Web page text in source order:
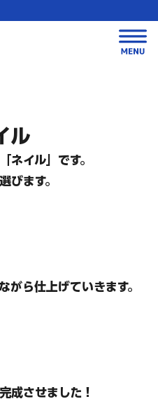
ル
ネイル」です。
びます。
がら仕上げていきます。
成させました！